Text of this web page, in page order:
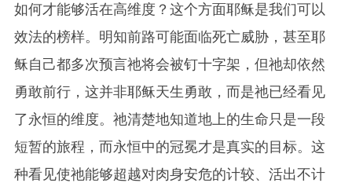
如何才能够活在高维度？这个方面耶稣是我们可以
效法的榜样。明知前路可能面临死亡威胁，甚至耶
稣自己都多次预言祂将会被钉十字架，但祂却依然
勇敢前行，这并非耶稣天生勇敢，而是祂已经看见
了永恒的维度。祂清楚地知道地上的生命只是一段
短暂的旅程，而永恒中的冠冕才是真实的目标。这
种看见使祂能够超越对肉身安危的计较、活出不计